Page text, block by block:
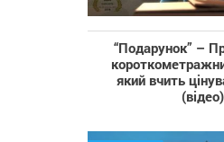
“Подарунок” –
який вчить
(відео)